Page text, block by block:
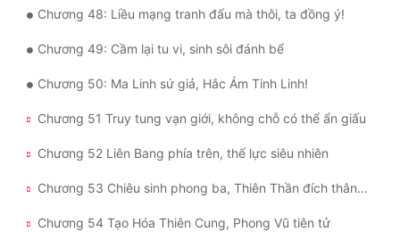
Chương 48: Liều mạng tranh đấu mà thôi, ta đồng ý!
Chương 49: Cầm lại tu vi, sinh sôi đánh bể
Chương 50: Ma Linh sứ giả, Hắc Ám Tinh Linh!
Chương 51 Truy tung vạn giới, không chỗ có thể ẩn giấu
Chương 52 Liên Bang phía trên, thế lực siêu nhiên
Chương 53 Chiêu sinh phong ba, Thiên Thần đích thân tới!
Chương 54 Tạo Hóa Thiên Cung, Phong Vũ tiên tử